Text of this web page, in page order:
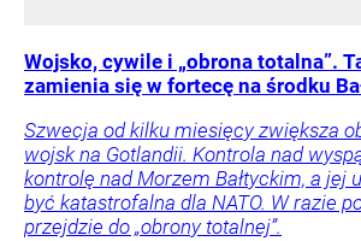
Wojsko, cywile i „obrona totalna”.
zamienia się w fortecę na środku
Szwecja od kilku miesięcy zwiększa
wojsk na Gotlandii. Kontrola nad
kontrolę nad Morzem Bałtyckim, a jej
być katastrofalna dla NATO. W razie
przejdzie do „obrony totalnej”.